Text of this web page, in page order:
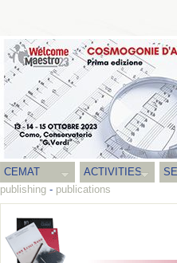
CEMAT ACTIVITIES
publishing - publications